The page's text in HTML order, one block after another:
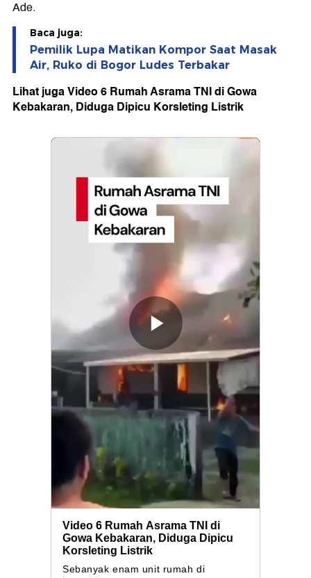
Ade.
Baca juga:
Pemilik Lupa Matikan Kompor Saat Masak
Air, Ruko di Bogor Ludes Terbakar
Lihat juga Video 6 Rumah Asrama TNI di Gowa
Kebakaran, Diduga Dipicu Korsleting Listrik